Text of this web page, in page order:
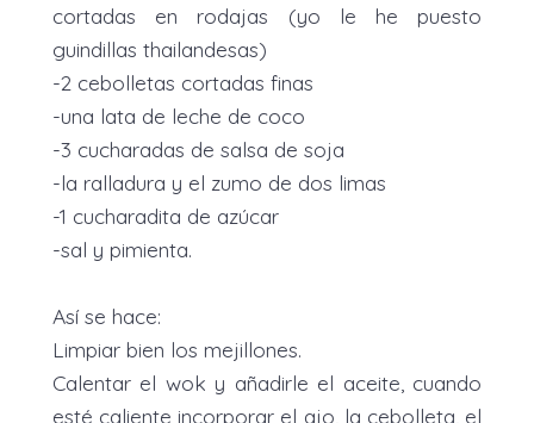
cortadas en rodajas (yo le he puesto
guindillas thailandesas)
-2 cebolletas cortadas finas
-una lata de leche de coco
-3 cucharadas de salsa de soja
-la ralladura y el zumo de dos limas
-1 cucharadita de azúcar
-sal y pimienta.
Así se hace:
Limpiar bien los mejillones.
Calentar el wok y añadirle el aceite, cuando
esté caliente incorporar el ajo, la cebolleta, el